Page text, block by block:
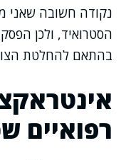
נקודה חשובה שאני
הסטרואיד, ולכן
בהתאם להחלטת
רפואיים